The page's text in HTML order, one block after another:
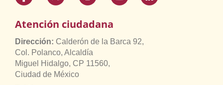
Atención ciudadana
Dirección: Calderón de la Barca 92,
Col. Polanco, Alcaldía
Miguel Hidalgo, CP 11560,
Ciudad de México